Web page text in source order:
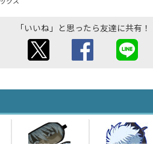
「いいね」と思ったら友達に共有！